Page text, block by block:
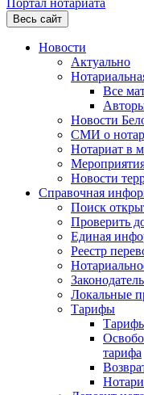
Весь сайт
Новости
Актуально
Все
Новости
СМИ о
Нотариат в
Новости
Справочная
Поиск
Проверить
Единая
Реестр
Локальные
Тарифы
тарифа